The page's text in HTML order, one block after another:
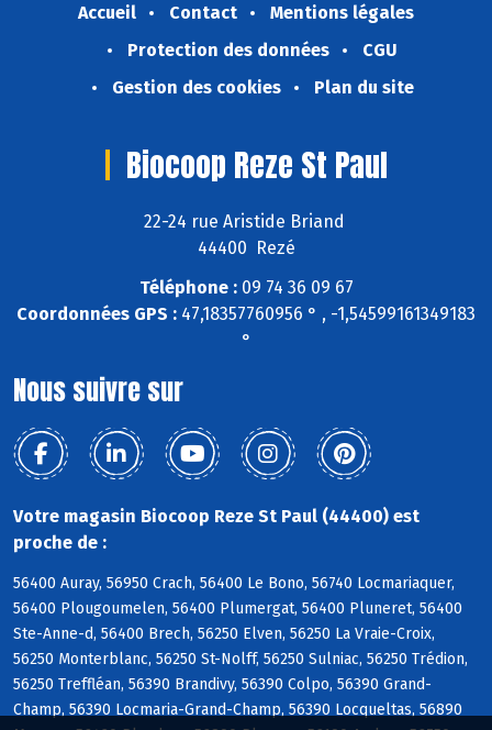
Accueil Contact
Mentions légales
Protection des données
CGU
Gestion des cookies
Plan du site
Biocoop Reze St Paul
22-24 rue Aristide Briand
44400 Rezé
Téléphone :09 74 36 09 67
Coordonnées GPS : 47,18357760956 ° , -1,54599161349183
°
Nous suivre sur
Votre magasin Biocoop Reze St Paul (44400) est
proche de :
56400 Auray, 56950 Crach, 56400 Le Bono, 56740 Locmariaquer,
56400 Plougoumelen, 56400 Plumergat, 56400 Pluneret, 56400
Ste-Anne-d, 56400 Brech, 56250 Elven, 56250 La Vraie-Croix,
56250 Monterblanc, 56250 St-Nolff, 56250 Sulniac, 56250 Trédion,
56250 Treffléan, 56390 Brandivy, 56390 Colpo, 56390 Grand-
Champ, 56390 Locmaria-Grand-Champ, 56390 Locqueltas, 56890